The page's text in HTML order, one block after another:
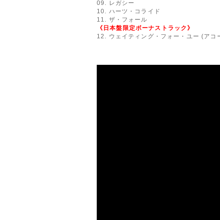
09. レガシー
10. ハーツ・コライド
11. ザ・フォール
《日本盤限定ボーナストラック》
12. ウェイティング・フォー・ユー (アコ